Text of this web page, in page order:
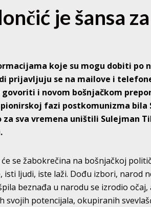
je šansa
koje su mogu dobiti po
prijavljuju se na mailove i
govoriti i novom bošnjačkom
fazi postkomunizma
sva vremena uništili Sulejman
će se žabokrečina na bošnjačkoj
isti ljudi, iste laži. Dođu izbori, narod
beznađa u narodu se izrodio
svojih potencijala, okupiranih